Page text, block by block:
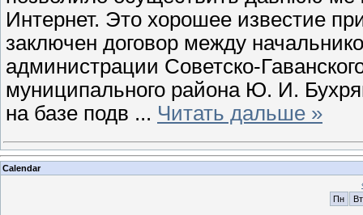
Интернет. Это хорошее известие
заключен договор между
администрации Советско-
муниципального района Ю. И.
на базе подв ... Читать дальше »
Calendar
Пн
Вт